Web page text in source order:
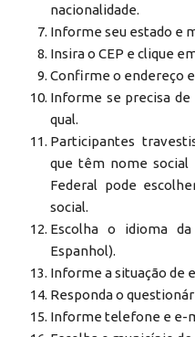
nacionalidade.
Informe seu estado e
Insira o CEP e clique
Confirme o endereço
Informe se precisa de
qual.
Participantes
que têm nome social
Federal pode
social.
Escolha o idioma
Espanhol).
Informe a situação de
Responda o
Informe telefone e e-